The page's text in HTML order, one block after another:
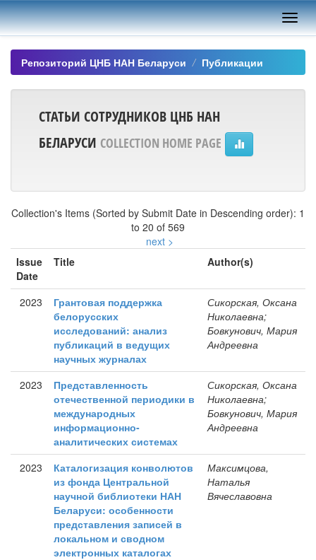
Skip
navigation
Репозиторий ЦНБ НАН Беларуси Публикации
СТАТЬИ СОТРУДНИКОВ ЦНБ НАН
БЕЛАРУСИ COLLECTION HOME PAGE
Collection's Items (Sorted by Submit Date in Descending order): 1
to 20 of 569
next >
Issue
Date
Title Author(s)
2023
Грантовая поддержка
белорусских
исследований: анализ
публикаций в ведущих
научных журналах
Сикорская, Оксана
Николаевна;
Бовкунович, Мария
Андреевна
2023
Представленность
отечественной периодики в
международных
информационно-
аналитических системах
Сикорская, Оксана
Николаевна;
Бовкунович, Мария
Андреевна
2023
Каталогизация конволютов
из фонда Центральной
научной библиотеки НАН
Беларуси: особенности
представления записей в
локальном и сводном
электронных каталогах
Максимцова,
Наталья
Вячеславовна